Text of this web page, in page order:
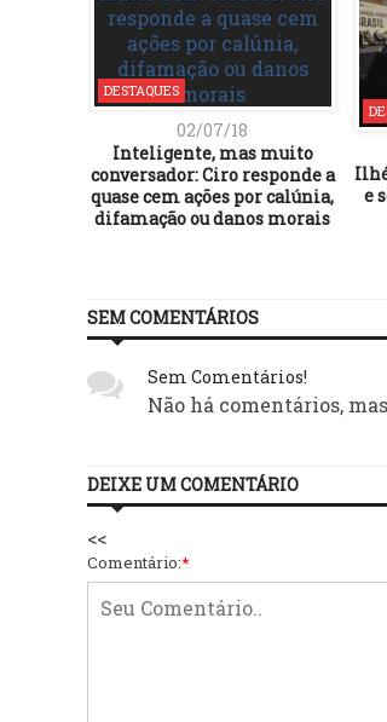
DESTAQUES
02/07/18
Inteligente, mas muito
conversador: Ciro responde a
quase cem ações por calúnia,
difamação ou danos morais
e
SEM COMENTÁRIOS
Sem Comentários!
Não há comentários,
DEIXE UM COMENTÁRIO
<<
Comentário:*